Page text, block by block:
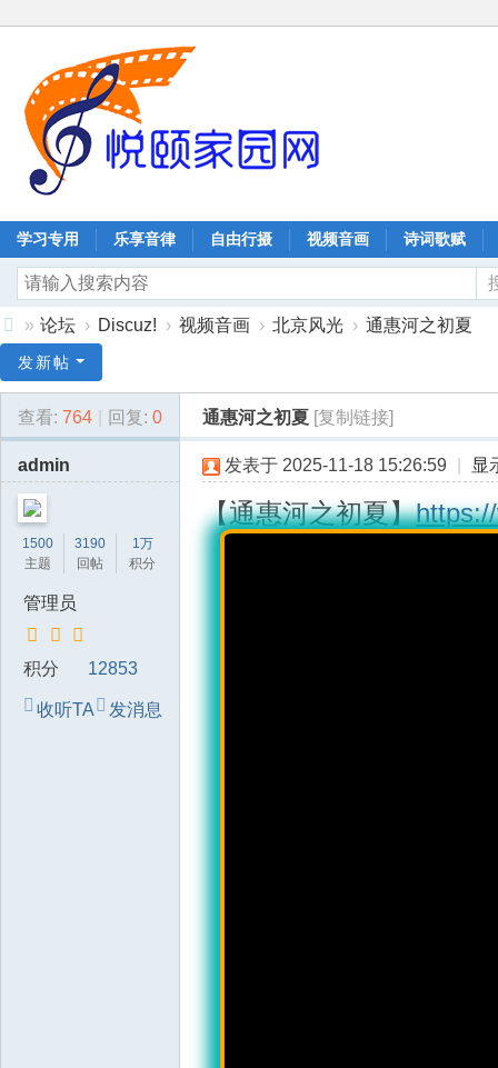
学习专用 乐享音律 自由行摄 视频音画 诗词歌赋
同
科
» 论坛 › Discuz! › 视频音画 › 北京风光 › 通惠河之初夏
发新帖
查看: 764 回复: 0 通惠河之初夏 [复制链接]
admin
1500
主题
3190
回帖
1万
积分
管理员
积分 12853
收听TA 发消息
发表于 2025-11-18 15:26:59 显
【通惠河之初夏】